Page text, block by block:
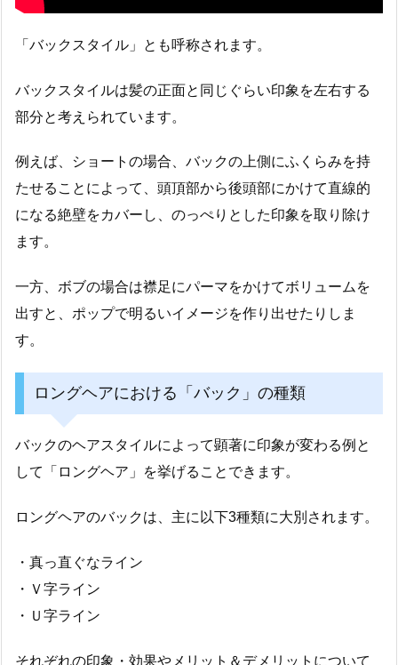
「バックスタイル」とも呼称されます。
バックスタイルは髪の正面と同じぐらい印象を左右する
部分と考えられています。
例えば、ショートの場合、バックの上側にふくらみを持
たせることによって、頭頂部から後頭部にかけて直線的
になる絶壁をカバーし、のっぺりとした印象を取り除け
ます。
一方、ボブの場合は襟足にパーマをかけてボリュームを
出すと、ポップで明るいイメージを作り出せたりしま
す。
ロングヘアにおける「バック」の種類
バックのヘアスタイルによって顕著に印象が変わる例と
して「ロングヘア」を挙げることできます。
ロングヘアのバックは、主に以下3種類に大別されます。
・真っ直ぐなライン
・Ｖ字ライン
・Ｕ字ライン
それぞれの印象・効果やメリット＆デメリットについて